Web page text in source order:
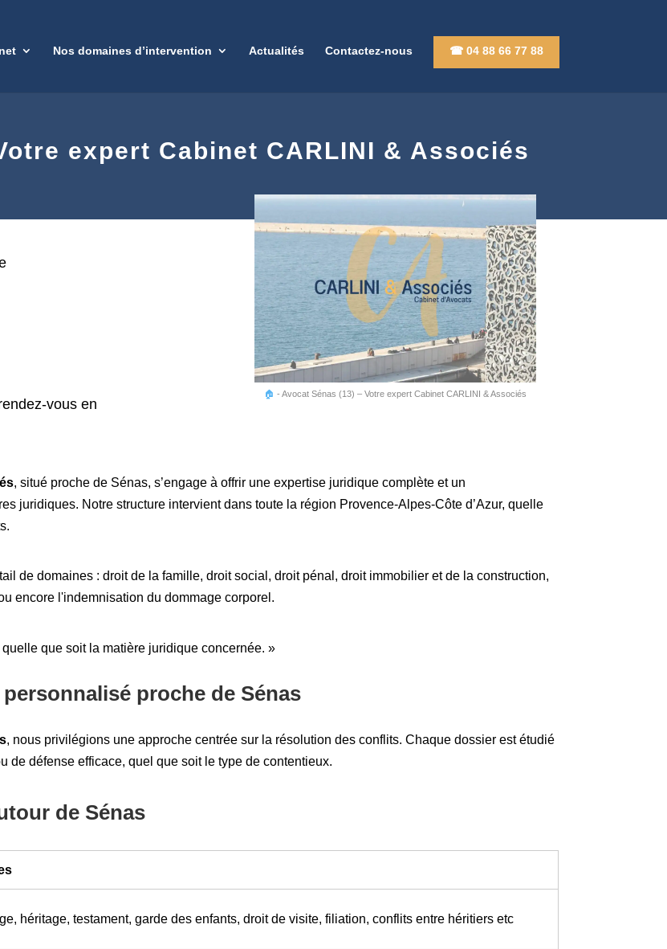
Nos domaines d’intervention Actualités Contactez-nous ☎ 04 88 66 77 88
expert Cabinet CARLINI & Associés
vous en
🏠 -Avocat Sénas (13) – Votre expert Cabinet CARLINI & Associés
, situé proche de Sénas, s’engage à offrir une expertise juridique complète et un
juridiques. Notre structure intervient dans toute la région Provence-Alpes-Côte d’Azur, quelle
de domaines : droit de la famille, droit social, droit pénal, droit immobilier et de la construction,
encore l'indemnisation du dommage corporel.
que soit la matière juridique concernée. »
proche de Sénas
, nous privilégions une approche centrée sur la résolution des conflits. Chaque dossier est étudié
de défense efficace, quel que soit le type de contentieux.
de Sénas
héritage, testament, garde des enfants, droit de visite, filiation, conflits entre héritiers etc